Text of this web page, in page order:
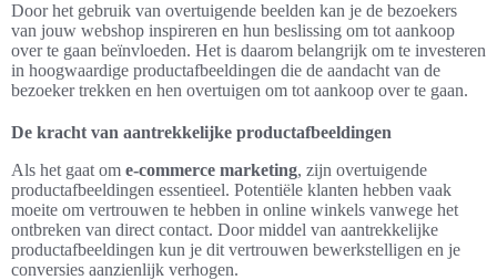
Door het gebruik van overtuigende beelden kan je de bezoekers
van jouw webshop inspireren en hun beslissing om tot aankoop
over te gaan beïnvloeden. Het is daarom belangrijk om te investeren
in hoogwaardige productafbeeldingen die de aandacht van de
bezoeker trekken en hen overtuigen om tot aankoop over te gaan.
De kracht van aantrekkelijke productafbeeldingen
Als het gaat om e-commerce marketing, zijn overtuigende
productafbeeldingen essentieel. Potentiële klanten hebben vaak
moeite om vertrouwen te hebben in online winkels vanwege het
ontbreken van direct contact. Door middel van aantrekkelijke
productafbeeldingen kun je dit vertrouwen bewerkstelligen en je
conversies aanzienlijk verhogen.